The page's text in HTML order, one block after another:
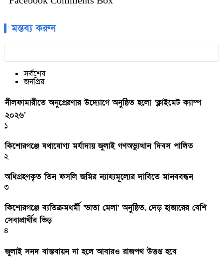
মন্তব্য করুন
সর্বশেষ
জনপ্রিয়
নীলফামারীতে অনুপ্রেরণার উদ্যোগে অনুষ্ঠিত হলো ‘ক্লাইমেট ক্যাম্প
২০২৬’
১
কিশোরগঞ্জে যথাযোগ্য মর্যাদায় জুলাই গণঅভ্যুত্থান দিবস পালিত
২
অধিগ্রহণকৃত তিন ফসলি জমির ন্যায্যমূল্যের দাবিতে মানববন্ধন
৩
কিশোরগঞ্জে ব্যতিক্রমধর্মী ‘ভাতা মেলা’ অনুষ্ঠিত, দেড় হাজারের বেশি
সেবাপ্রার্থীর ভিড়
৪
জুলাই সনদ বাস্তবায়ন না হলে আবারও রাজপথ উত্তপ্ত হবে